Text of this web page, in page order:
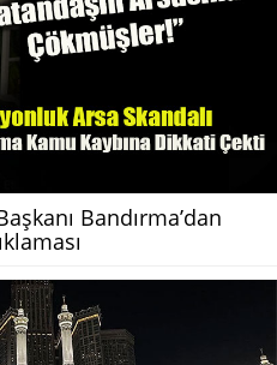
Bandırma’dan